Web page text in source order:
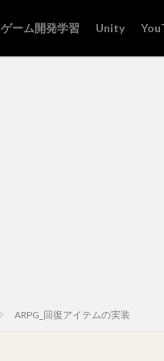
ゲーム開発学習 Unity
ARPG_回復アイテムの実装